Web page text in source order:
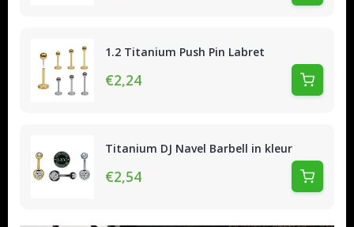
1.2 Titanium Push Pin Labret
€2,24
Titanium DJ Navel Barbell in kleur
€2,54